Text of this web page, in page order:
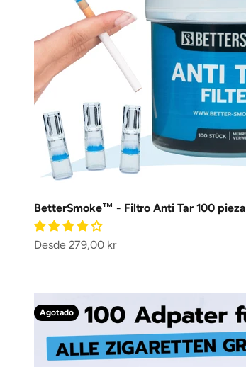
BetterSmoke™ - Filtro Anti Tar 100
Precio de oferta
Desde 279,00 kr
Agotado